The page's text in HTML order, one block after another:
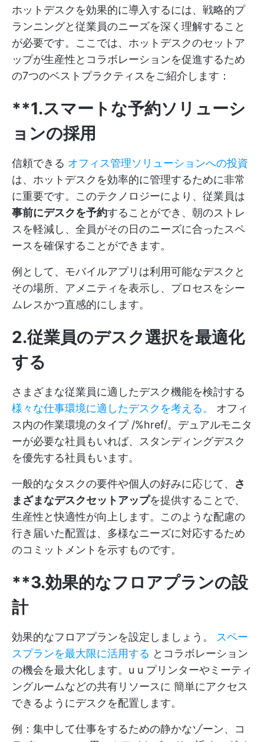
ホットデスクを効果的に導入するには、戦略的プ
ランニングと従業員のニーズを深く理解すること
が必要です。ここでは、ホットデスクのセットア
ップが生産性とコラボレーションを促進するため
の7つのベストプラクティスをご紹介します：
**1.スマートな予約ソリューシ
ョンの採用
信頼できる オフィス管理ソリューションへの投資
は、ホットデスクを効率的に管理するために非常
に重要です。このテクノロジーにより、従業員は
事前にデスクを予約することができ、朝のストレ
スを軽減し、全員がその日のニーズに合ったスペ
ースを確保することができます。
例として、モバイルアプリは利用可能なデスクと
その場所、アメニティを表示し、プロセスをシー
ムレスかつ直感的にします。
2.従業員のデスク選択を最適化
する
さまざまな従業員に適したデスク機能を検討する
様々な仕事環境に適したデスクを考える。
オフィ
ス内の作業環境のタイプ /%href/。デュアルモニタ
ーが必要な社員もいれば、スタンディングデスク
を優先する社員もいます。
一般的なタスクの要件や個人の好みに応じて、 さ
まざまなデスクセットアップを提供することで、
生産性と快適性が向上します。このような配慮の
行き届いた配置は、多様なニーズに対応するため
のコミットメントを示すものです。
**3.効果的なフロアプランの設
計
効果的なフロアプランを設定しましょう。
スペー
スプランを最大限に活用する とコラボレーション
の機会を最大化します。u u プリンターやミーティ
ングルームなどの共有リソースに 簡単にアクセス
できるようにデスクを配置します。
例：集中して仕事をするための静かなゾーン、コ